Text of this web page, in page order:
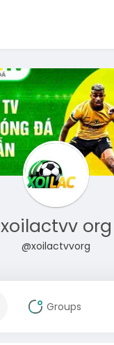
xoilactvv org
@xoilactvvorg
Groups